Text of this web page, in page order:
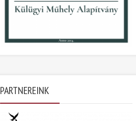
PARTNEREINK